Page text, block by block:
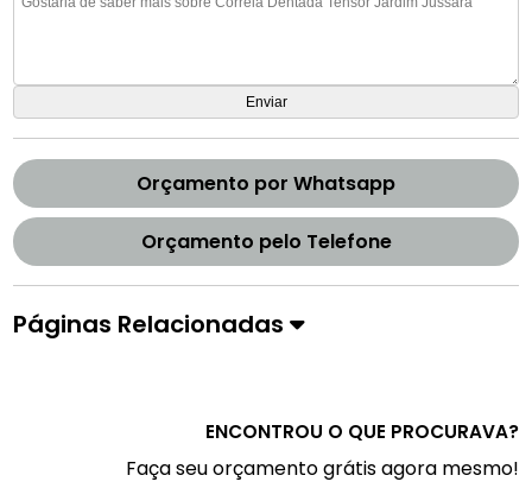
Orçamento por Whatsapp
Orçamento pelo Telefone
Páginas Relacionadas
ENCONTROU O QUE PROCURAVA?
Faça seu orçamento grátis agora mesmo!